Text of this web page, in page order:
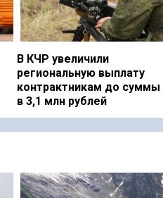
В КЧР увеличили
региональную выплату
контрактникам до суммы
в 3,1 млн рублей